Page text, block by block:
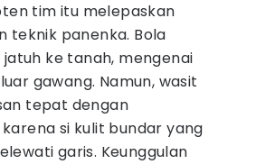
tim itu melepaskan
teknik panenka. Bola
ke tanah, mengenai
gawang. Namun, wasit
tepat dengan
si kulit bundar yang
garis. Keunggulan